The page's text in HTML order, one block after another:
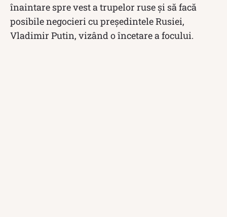
înaintare spre vest a trupelor ruse şi să facă
posibile negocieri cu preşedintele Rusiei,
Vladimir Putin, vizând o încetare a focului.